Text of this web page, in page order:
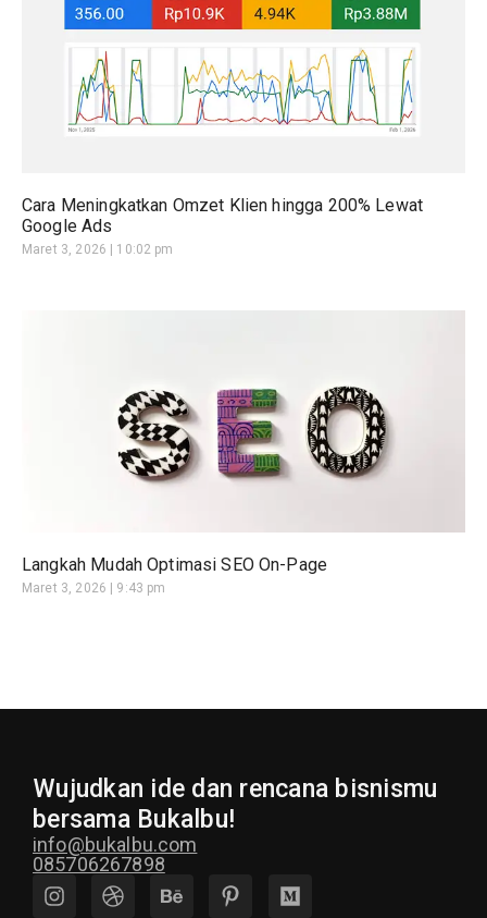
Cara Meningkatkan Omzet Klien hingga 200% Lewat
Google Ads
Maret 3, 2026 10:02 pm
Langkah Mudah Optimasi SEO On-Page
Maret 3, 2026 9:43 pm
Wujudkan ide dan rencana bisnismu
bersama Bukalbu!
info@bukalbu.com
085706267898